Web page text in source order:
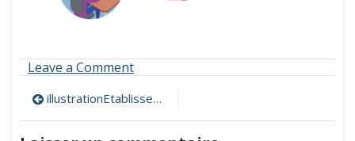
Leave a Commenton
Navigation
de
illustrationEtablissement